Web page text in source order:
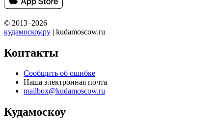
© 2013–2026
кудамоскоу.ру | kudamoscow.ru
Контакты
Сообщить об ошибке
Наша электронная почта
mailbox@kudamoscow.ru
Кудамоскоу